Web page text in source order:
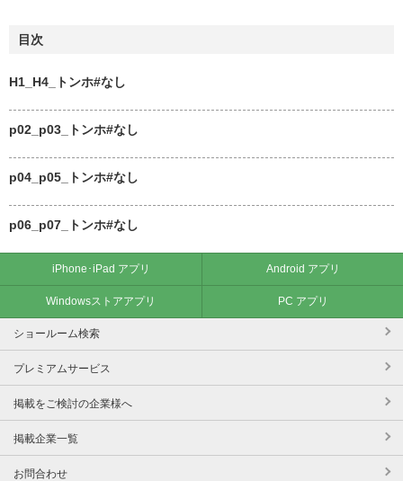
目次
H1_H4_トンホ#なし
p02_p03_トンホ#なし
p04_p05_トンホ#なし
p06_p07_トンホ#なし
iPhone･iPad アプリ Android アプリ
Windowsストアアプリ PC アプリ
ショールーム検索
プレミアムサービス
掲載をご検討の企業様へ
掲載企業一覧
お問合わせ